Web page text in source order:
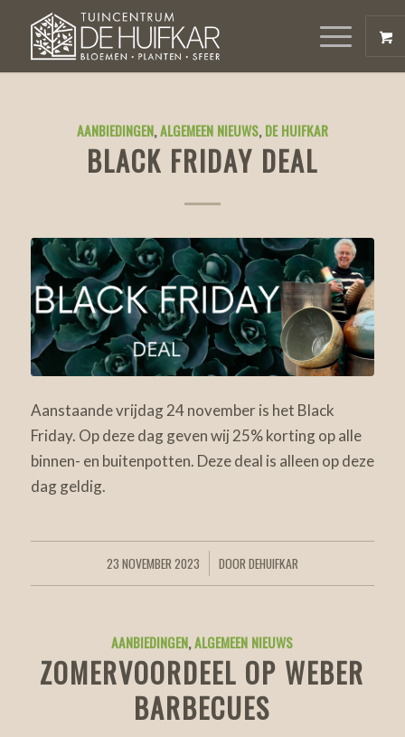
AANBIEDINGEN,ALGEMEEN NIEUWS,DE HUIFKAR
BLACK FRIDAY DEAL
Aanstaande vrijdag 24 november is het Black
Friday. Op deze dag geven wij 25% korting op alle
binnen- en buitenpotten. Deze deal is alleen op deze
dag geldig.
23 NOVEMBER 2023
/ DOORDEHUIFKAR
AANBIEDINGEN,ALGEMEEN NIEUWS
ZOMERVOORDEEL OP WEBER
BARBECUES